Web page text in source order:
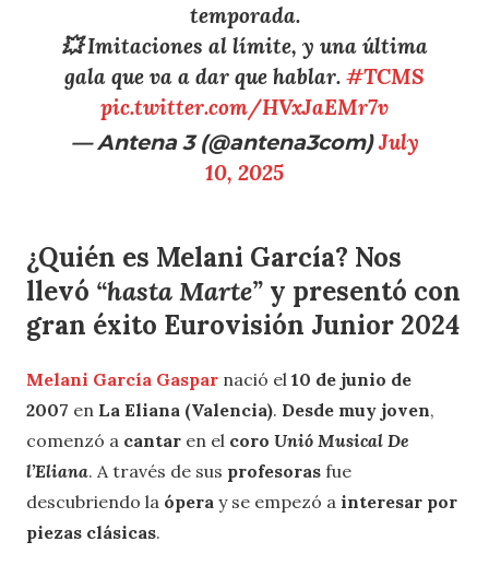
temporada.
💥 Imitaciones al límite, y una última
gala que va a dar que hablar. #TCMS
pic.twitter.com/HVxJaEMr7v
— Antena 3 (@antena3com)July
10, 2025
¿Quién es Melani García? Nos
llevó “hasta Marte” y presentó con
gran éxito Eurovisión Junior 2024
Melani García Gaspar nació el 10 de junio de
2007 en La Eliana (Valencia). Desde muy joven,
comenzó a cantar en el coro Unió Musical De
l’Eliana. A través de sus profesoras fue
descubriendo la ópera y se empezó a interesar por
piezas clásicas.